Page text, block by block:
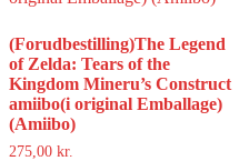
(Forudbestilling)The Legend
of Zelda: Tears of the
Kingdom Mineru’s Construct
amiibo(i original Emballage)
(Amiibo)
275,00 kr.